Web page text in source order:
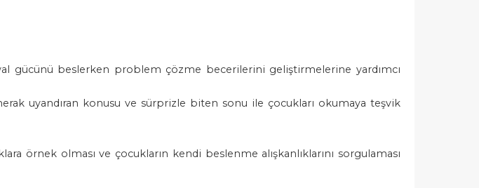
gücünü beslerken problem çözme becerilerini geliştirmelerine yardımcı
uyandıran konusu ve sürprizle biten sonu ile çocukları okumaya teşvik
örnek olması ve çocukların kendi beslenme alışkanlıklarını sorgulaması